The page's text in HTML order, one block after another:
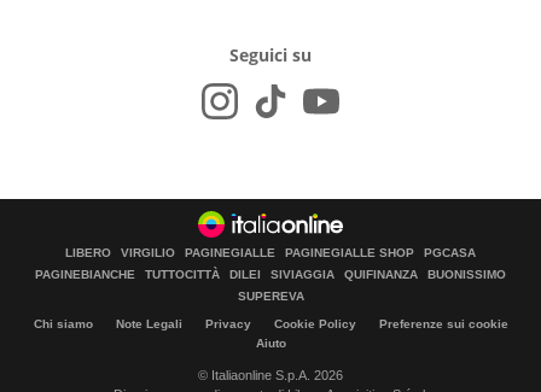
Seguici su
LIBERO VIRGILIO PAGINEGIALLE PAGINEGIALLE SHOP
PGCASA
PAGINEBIANCHE
TUTTOCITTÀ DILEI SIVIAGGIA QUIFINANZA
BUONISSIMO
SUPEREVA
Chi siamo Note Legali Privacy Cookie Policy
Preferenze sui cookie
Aiuto
© Italiaonline S.p.A. 2026